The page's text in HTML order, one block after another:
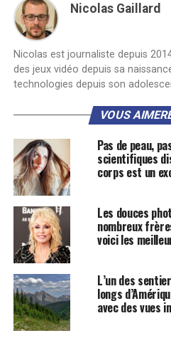
Nicolas Gaillard
Nicolas est journaliste depuis
des jeux vidéo depuis sa
technologies depuis son
VOUS
Pas de peau,
scientifiques
corps est un
Les douces
nombreux
voici les
L’un des
longs
avec des vues